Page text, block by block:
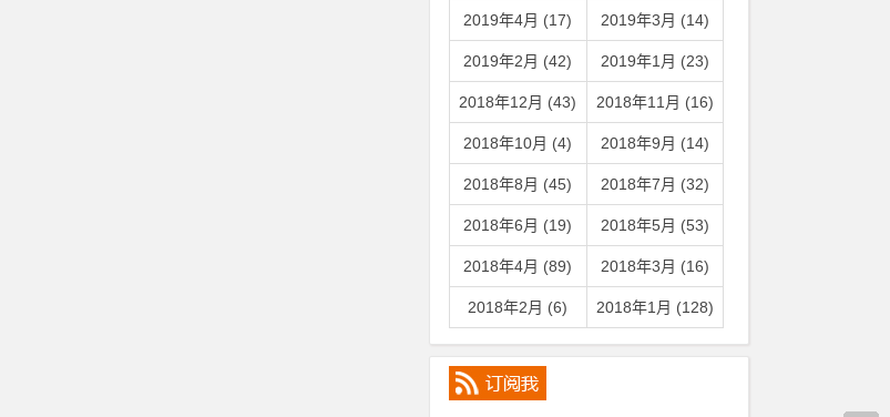
2019年4月 (17) 2019年3月 (14)
2019年2月 (42) 2019年1月 (23)
2018年12月 (43) 2018年11月 (16)
2018年10月 (4) 2018年9月 (14)
2018年8月 (45) 2018年7月 (32)
2018年6月 (19) 2018年5月 (53)
2018年4月 (89) 2018年3月 (16)
2018年2月 (6) 2018年1月 (128)